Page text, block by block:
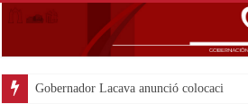
Gobernador Lacava anunció colocación